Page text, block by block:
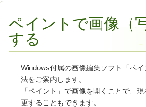
ペイントで画像（
する
Windows付属の画像編集ソフト「ペ
法をご案内します。
「ペイント」で画像を開くことで、
更することもできます。